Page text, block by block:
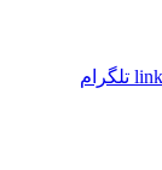
تلگرام